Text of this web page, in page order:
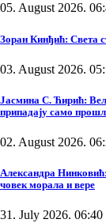
05. August 2026.
Зоран Кинђић: Света
03. August 2026.
Јасмина С. Ћирић:
припадају само
02. August 2026.
Александра
човек морала и вере
31. July 2026. 06:40